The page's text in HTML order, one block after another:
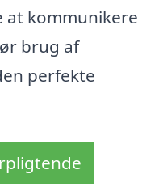
at kommunikere
brug af
perfekte